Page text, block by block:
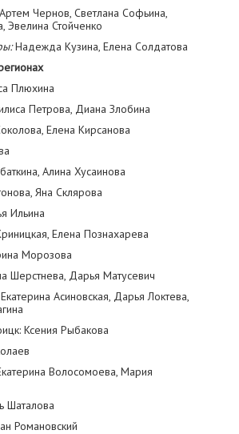
Чернов, Светлана Софьина,
Эвелина Стойченко
Надежда Кузина, Елена Солдатова
Плюхина
Петрова, Диана Злобина
Елена Кирсанова
Алина Хусаинова
Яна Склярова
Ильина
Елена Познахарева
Морозова
Шерстнева, Дарья Матусевич
Асиновская, Дарья Локтева,
Ксения Рыбакова
Волосомоева, Мария
Шаталова
Романовский